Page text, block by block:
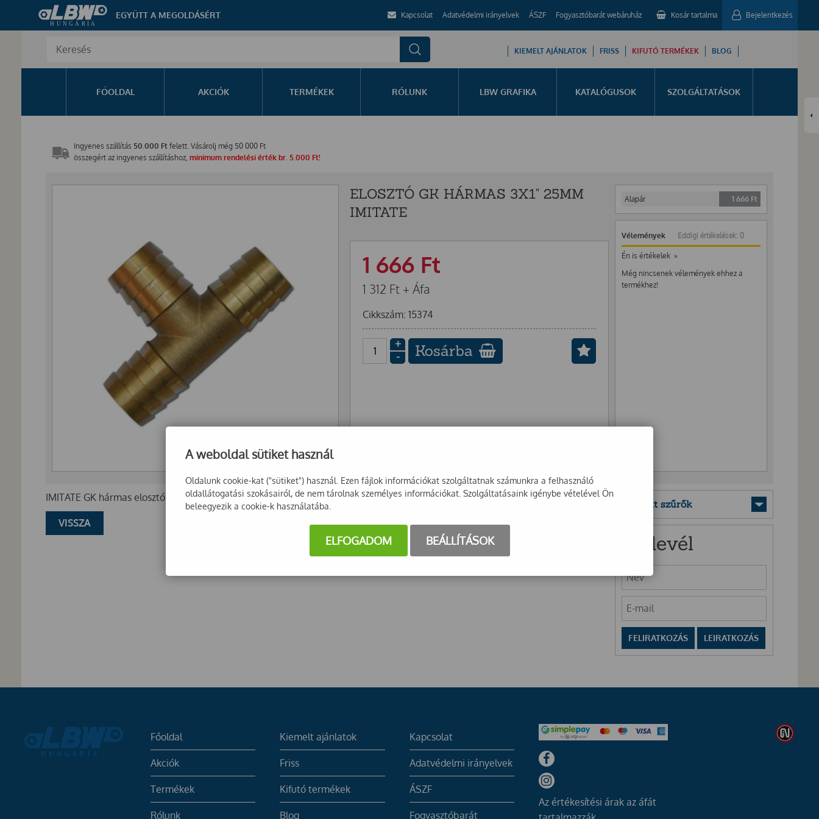
EGYÜTT A MEGOLDÁSÉRT Kapcsolat Adatvédelmi irányelvek ÁSZF Fogyasztóbarát webáruház Kosár tartalma Bejelentkezés
KIEMELT AJÁNLATOK FRISS KIFUTÓ TERMÉKEK BLOG
FŐOLDAL AKCIÓK TERMÉKEK RÓLUNK LBW GRAFIKA KATALÓGUSOK SZOLGÁLTATÁSOK
Ingyenes szállítás 50.000 Ft felett. Vásárolj még 50 000 Ft
összegért az ingyenes szállításhoz, minimum rendelési érték br. 5.000 Ft!
ELOSZTÓ GK HÁRMAS 3X1" 25MM
IMITATE
1 666 Ft
1 312 Ft + Áfa
Cikkszám: 15374
+
-
Kosárba
IMITATE GK hármas elosztó 3 x 1 colos-25 mm
VISSZA
Alapár 1 666 Ft
Vélemények Eddigi értékelések: 0
Én is értékelek »
Még nincsenek vélemények ehhez a
termékhez!
Mentett szűrők
Hírlevél
Főoldal
Akciók
Termékek
Rólunk
Kiemelt ajánlatok
Friss
Kifutó termékek
Blog
Kapcsolat
Adatvédelmi irányelvek
ÁSZF
Fogyasztóbarát
Az értékesítési árak az áfát
A weboldal sütiket használ
Oldalunk cookie-kat ("sütiket") használ. Ezen fájlok információkat szolgáltatnak számunkra a felhasználó
oldallátogatási szokásairól, de nem tárolnak személyes információkat. Szolgáltatásaink igénybe vételével Ön
beleegyezik a cookie-k használatába.
ELFOGADOM BEÁLLÍTÁSOK